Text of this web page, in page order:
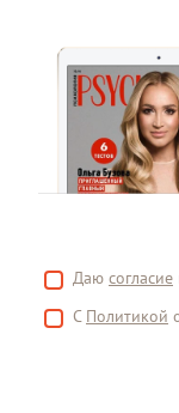
Даю согласие
С Политикой